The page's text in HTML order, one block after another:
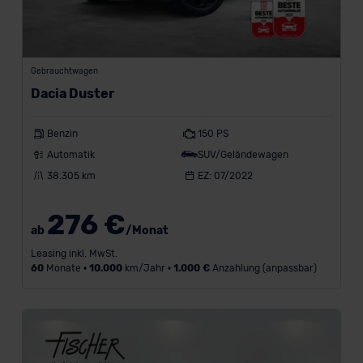
Gebrauchtwagen
Dacia Duster
Benzin
150 PS
Automatik
SUV/Geländewagen
38.305 km
EZ: 07/2022
ab 276 €/Monat
Leasing inkl. MwSt.
60Monate • 10.000km/Jahr • 1.000 €Anzahlung (anpassbar)